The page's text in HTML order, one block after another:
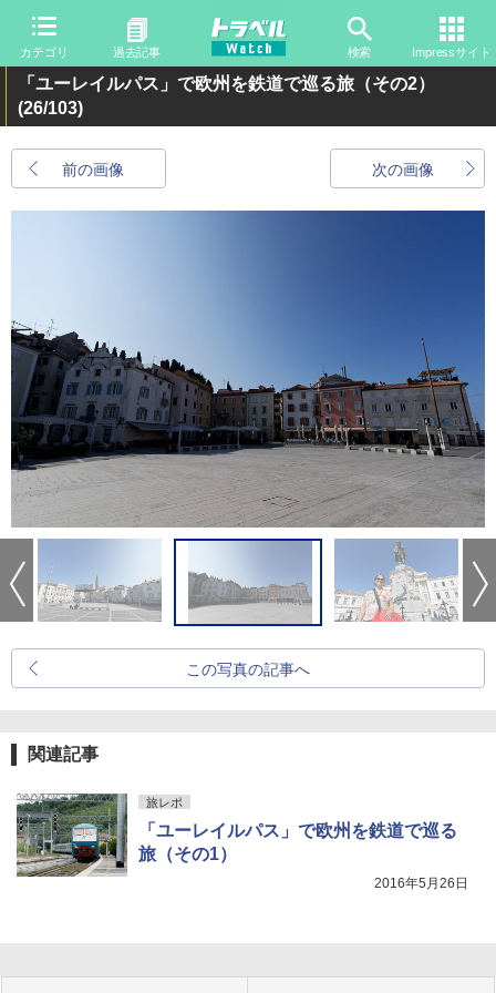
カテゴリ 過去記事 検索 Impressサイト
「ユーレイルパス」で欧州を鉄道で巡る旅（その2）
(26/103)
前の画像 次の画像
この写真の記事へ
関連記事
旅レポ
「ユーレイルパス」で欧州を鉄道で巡る
旅（その1）
2016年5月26日